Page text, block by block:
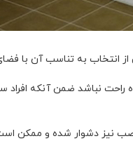
از انتخاب به تناسب آن با
راحت نباشد ضمن آنکه
نیز دشوار شده و ممکن